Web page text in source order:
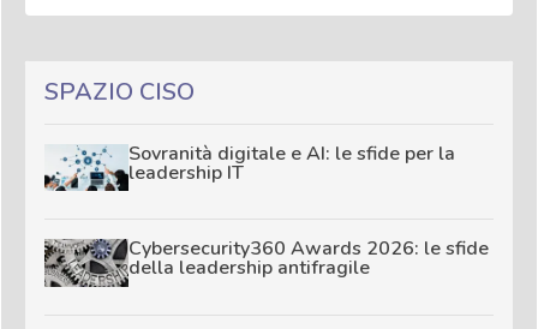
SPAZIO CISO
Sovranità digitale e AI: le sfide per la
leadership IT
Cybersecurity360 Awards 2026: le sfide
della leadership antifragile